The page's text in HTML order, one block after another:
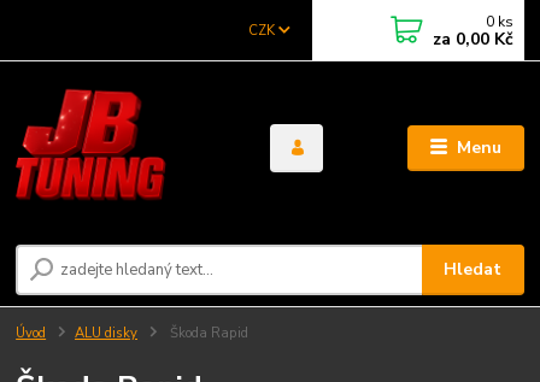
Menu
CZK
Hledat
0 ks
za 0,00 Kč
Úvod ALU disky Škoda Rapid